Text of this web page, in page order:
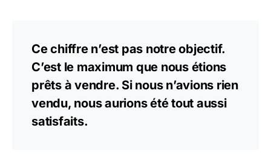
Ce chiffre n’est pas notre objectif.
C’est le maximum que nous étions
prêts à vendre. Si nous n’avions rien
vendu, nous aurions été tout aussi
satisfaits.